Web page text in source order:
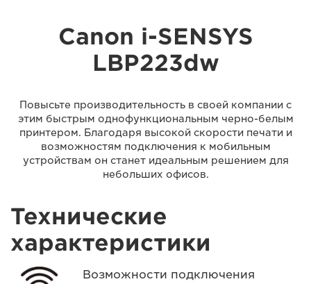
Canon i-SENSYS
LBP223dw
Повысьте производительность в своей компании с
этим быстрым однофункциональным черно-белым
принтером. Благодаря высокой скорости печати и
возможностям подключения к мобильным
устройствам он станет идеальным решением для
небольших офисов.
Технические
характеристики
Возможности подключения